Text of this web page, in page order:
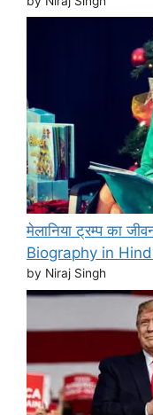
मेलानिया ट्रम्प का
Biography in
by Niraj Singh